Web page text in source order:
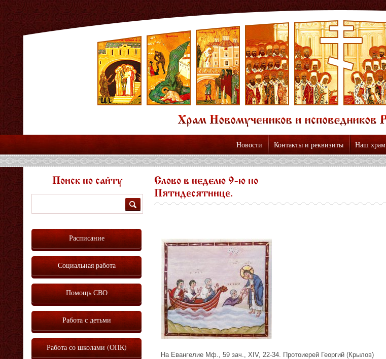
Новости Контакты и реквизиты Наш храм
Слово в неделю 9-ю по
Пятидесятнице.
На Евангелие Мф., 59 зач., XIV, 22-34. Протоиерей Георгий (Крылов)
Поиск по сайту
Расписание
Социальная работа
Помощь СВО
Работа с детьми
Работа со школами (ОПК)